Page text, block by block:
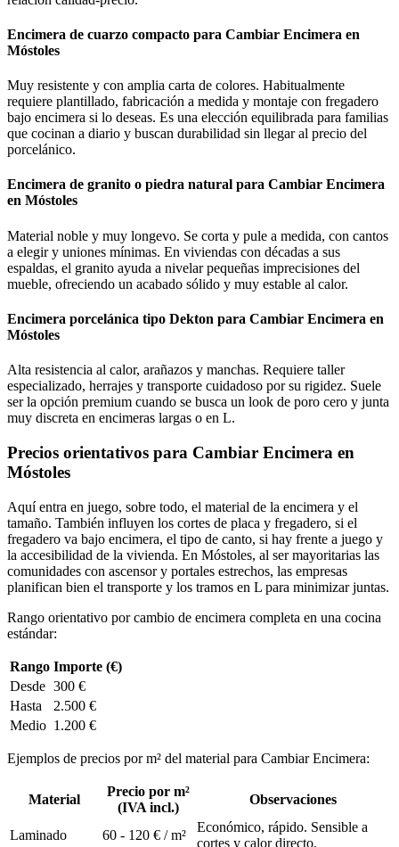
Encimera de cuarzo compacto para Cambiar Encimera en
Móstoles
Muy resistente y con amplia carta de colores. Habitualmente
requiere plantillado, fabricación a medida y montaje con fregadero
bajo encimera si lo deseas. Es una elección equilibrada para familias
que cocinan a diario y buscan durabilidad sin llegar al precio del
porcelánico.
Encimera de granito o piedra natural para Cambiar Encimera
en Móstoles
Material noble y muy longevo. Se corta y pule a medida, con cantos
a elegir y uniones mínimas. En viviendas con décadas a sus
espaldas, el granito ayuda a nivelar pequeñas imprecisiones del
mueble, ofreciendo un acabado sólido y muy estable al calor.
Encimera porcelánica tipo Dekton para Cambiar Encimera en
Móstoles
Alta resistencia al calor, arañazos y manchas. Requiere taller
especializado, herrajes y transporte cuidadoso por su rigidez. Suele
ser la opción premium cuando se busca un look de poro cero y junta
muy discreta en encimeras largas o en L.
Precios orientativos para Cambiar Encimera en
Móstoles
Aquí entra en juego, sobre todo, el material de la encimera y el
tamaño. También influyen los cortes de placa y fregadero, si el
fregadero va bajo encimera, el tipo de canto, si hay frente a juego y
la accesibilidad de la vivienda. En Móstoles, al ser mayoritarias las
comunidades con ascensor y portales estrechos, las empresas
planifican bien el transporte y los tramos en L para minimizar juntas.
Rango orientativo por cambio de encimera completa en una cocina
estándar:
Rango Importe (€)
Desde 300 €
Hasta
2.500 €
Medio 1.200 €
Ejemplos de precios por m² del material para Cambiar Encimera:
Material
Precio por m²
(IVA incl.)
Observaciones
Laminado 60 - 120 € / m²
Económico, rápido. Sensible a
cortes y calor directo.